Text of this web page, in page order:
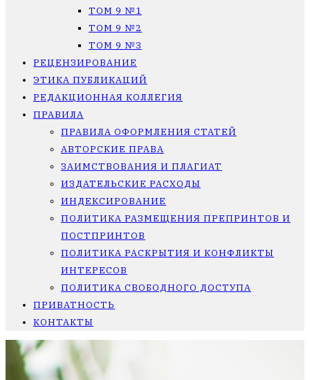
ТОМ 9 №1
ТОМ 9 №2
ТОМ 9 №3
РЕЦЕНЗИРОВАНИЕ
ЭТИКА ПУБЛИКАЦИЙ
РЕДАКЦИОННАЯ КОЛЛЕГИЯ
ПРАВИЛА
ПРАВИЛА ОФОРМЛЕНИЯ СТАТЕЙ
АВТОРСКИЕ ПРАВА
ЗАИМСТВОВАНИЯ И ПЛАГИАТ
ИЗДАТЕЛЬСКИЕ РАСХОДЫ
ИНДЕКСИРОВАНИЕ
ПОЛИТИКА РАЗМЕЩЕНИЯ ПРЕПРИНТОВ И
ПОСТПРИНТОВ
ПОЛИТИКА РАСКРЫТИЯ И КОНФЛИКТЫ
ИНТЕРЕСОВ
ПОЛИТИКА СВОБОДНОГО ДОСТУПА
ПРИВАТНОСТЬ
КОНТАКТЫ